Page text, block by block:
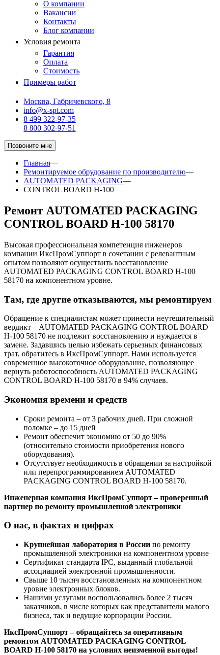
О компании
Вакансии
Контакты
Блог компании
Условия ремонта
Гарантия
Оплата
Стоимость
Примеры работ
Москва, Габричевского, 8
info@x-spt.com
8 499 322-97-35
8 800 302-97-51
Позвоните мне
Главная—
Ремонтируемое обрудование по производителю—
AUTOMATED PACKAGING—
CONTROL BOARD H-100
Ремонт AUTOMATED PACKAGING
CONTROL BOARD H-100 58170
Высокая профессиональная компетенция инженеров
компании ИксПромСуппорт в сочетании с релевантным
опытом позволяют осуществить восстановление
AUTOMATED PACKAGING CONTROL BOARD H-100
58170 на компонентном уровне.
Там, где другие отказываются, мы ремонтируем
Обращение к специалистам может принести неутешительный
вердикт – AUTOMATED PACKAGING CONTROL BOARD
H-100 58170 не подлежит восстановлению и нуждается в
замене. Задавшись целью избежать серьезных финансовых
трат, обратитесь в ИксПромСуппорт. Нами используется
современное высокоточное оборудование, позволяющее
вернуть работоспособность AUTOMATED PACKAGING
CONTROL BOARD H-100 58170 в 94% случаев.
Экономия времени и средств
Сроки ремонта – от 3 рабочих дней. При сложной
поломке – до 15 дней
Ремонт обеспечит экономию от 50 до 90%
(относительно стоимости приобретения нового
оборудования).
Отсутствует необходимость в обращении за настройкой
или перепрограммированием AUTOMATED
PACKAGING CONTROL BOARD H-100 58170.
Инженерная компания ИксПромСуппорт – проверенный
партнер по ремонту промышленной электроники
О нас, в фактах и цифрах
Крупнейшая лаборатория в России по ремонту
промышленной электроники на компонентном уровне
Сертификат стандарта IPC, выданный глобальной
ассоциацией электронной промышленности.
Свыше 10 тысяч восстановленных на компонентном
уровне электронных блоков.
Нашими услугами воспользовались более 2 тысяч
заказчиков, в числе которых как представители малого
бизнеса, так и ведущие корпорации России.
ИксПромСуппорт – обращайтесь за оперативным
ремонтом AUTOMATED PACKAGING CONTROL
BOARD H-100 58170 на условиях неизменной выгоды!